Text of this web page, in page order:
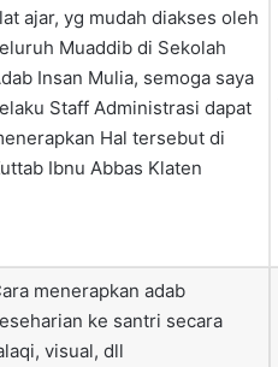
ajar, yg mudah diakses oleh
Muaddib di Sekolah
Insan Mulia, semoga saya
Staff Administrasi dapat
Hal tersebut di
Ibnu Abbas Klaten
menerapkan adab
ke santri secara
visual, dll